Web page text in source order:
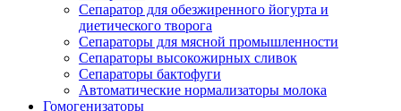
Сепаратор для обезжиренного йогурта и
диетического творога
Сепараторы для мясной промышленности
Сепараторы высокожирных сливок
Сепараторы бактофуги
Автоматические нормализаторы молока
Гомогенизаторы